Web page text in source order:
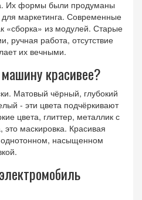
Их формы были продуманы
маркетинга. Современные
«сборка» из модулей. Старые
ручная работа, отсутствие
их вечными.
красивее?
Матовый чёрный, глубокий
- эти цвета подчёркивают
цвета, глиттер, металлик с
это маскировка. Красивая
насыщенном